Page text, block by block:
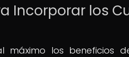
Incorporar los
máximo los beneficios